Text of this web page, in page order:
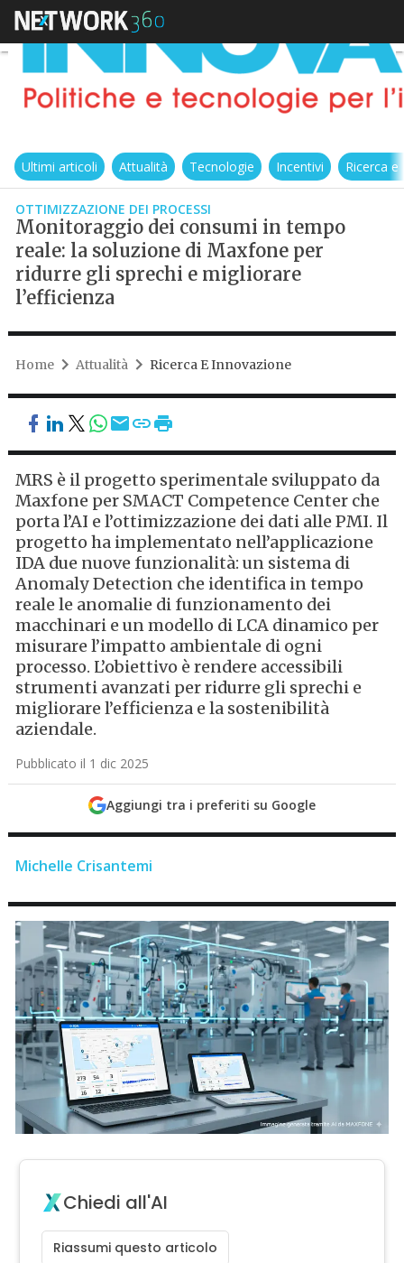
Ultimi articoli Attualità Tecnologie Incentivi Ricerca
OTTIMIZZAZIONE DEI PROCESSI
Monitoraggio dei consumi in tempo
reale: la soluzione di Maxfone per
ridurre gli sprechi e migliorare
l’efficienza
Home Attualità Ricerca E Innovazione
MRS è il progetto sperimentale sviluppato da
Maxfone per SMACT Competence Center che
porta l’AI e l’ottimizzazione dei dati alle PMI. Il
progetto ha implementato nell’applicazione
IDA due nuove funzionalità: un sistema di
Anomaly Detection che identifica in tempo
reale le anomalie di funzionamento dei
macchinari e un modello di LCA dinamico per
misurare l’impatto ambientale di ogni
processo. L’obiettivo è rendere accessibili
strumenti avanzati per ridurre gli sprechi e
migliorare l’efficienza e la sostenibilità
aziendale.
Pubblicato il 1 dic 2025
Aggiungi tra i preferiti su Google
Michelle Crisantemi
Chiedi all'AI
Riassumi questo articolo